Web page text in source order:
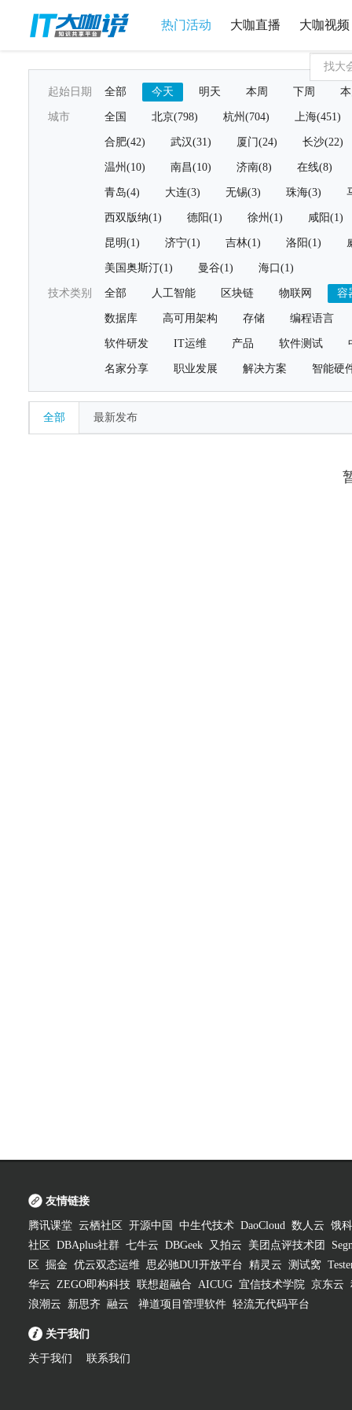
热门活动 大咖直播 大咖视频
起始日期 全部 今天 明天 本周 下周
城市 全国 北京(798) 杭州(704) 上海(451)
合肥(42) 武汉(31) 厦门(24) 长沙(22)
温州(10) 南昌(10) 济南(8) 在线(8)
青岛(4) 大连(3) 无锡(3) 珠海(3)
西双版纳(1) 德阳(1) 徐州(1) 咸阳(1)
昆明(1) 济宁(1) 吉林(1) 洛阳(1)
美国奥斯汀(1) 曼谷(1) 海口(1)
技术类别 全部 人工智能 区块链 物联网 容
数据库 高可用架构 存储 编程语言
软件研发 IT运维 产品 软件测试
名家分享 职业发展 解决方案 智能硬
全部 最新发布
友情链接
腾讯课堂 云栖社区 开源中国 中生代技术 DaoCloud 数人云 饿
社区
DBAplus社群 七牛云 DBGeek 又拍云 美团点评技术团
区
掘金 优云双态运维 思必驰DUI开放平台 精灵云 测试窝
华云 ZEGO即构科技 联想超融合 AICUG 宜信技术学院 京东云
浪潮云
新思齐 融云 禅道项目管理软件 轻流无代码平台
关于我们
关于我们 联系我们